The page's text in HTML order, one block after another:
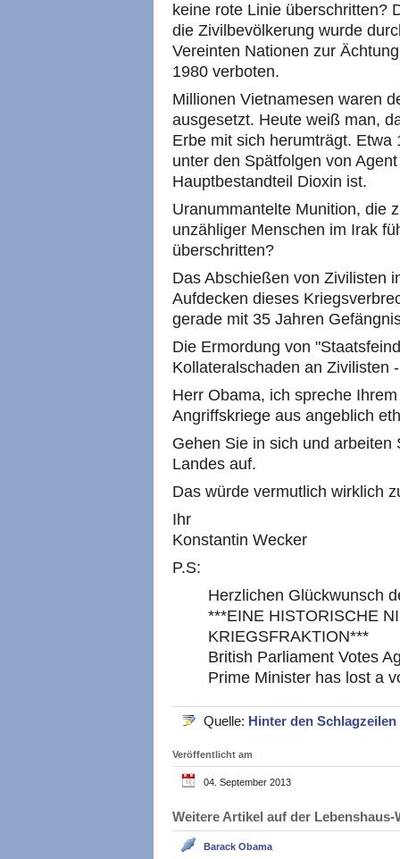
keine rote Linie überschritten?
die Zivilbevölkerung wurde
Vereinten Nationen zur
1980 verboten.
Millionen Vietnamesen waren
ausgesetzt. Heute weiß man,
Erbe mit sich herumträgt.
unter den Spätfolgen von
Hauptbestandteil Dioxin ist.
Uranummantelte Munition, die
unzähliger Menschen im Irak
überschritten?
Das Abschießen von Zivilisten
Aufdecken dieses
gerade mit 35 Jahren
Die Ermordung von
Kollateralschaden an Zivilisten
Herr Obama, ich spreche
Angriffskriege aus angeblich
Gehen Sie in sich und
Landes auf.
Das würde vermutlich wirklich
Ihr
Konstantin Wecker
P.S:
Herzlichen Glückwunsch
***EINE HISTORISCHE
KRIEGSFRAKTION***
British Parliament Votes
Prime Minister has lost a
Quelle: Hinter den Schlagzeilen
Veröffentlicht am
04. September 2013
Weitere Artikel auf der
Barack Obama